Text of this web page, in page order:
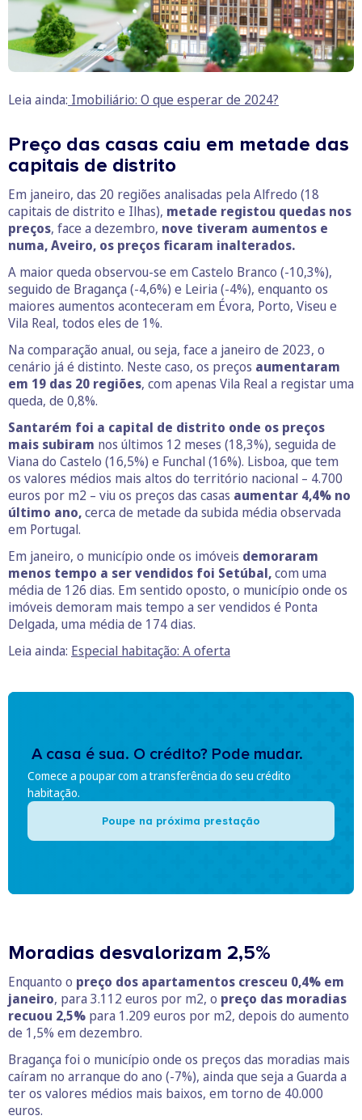
Leia ainda: Imobiliário: O que esperar de 2024?
Preço das casas caiu em metade das
capitais de distrito
Em janeiro, das 20 regiões analisadas pela Alfredo (18
capitais de distrito e Ilhas), metade registou quedas nos
preços, face a dezembro, nove tiveram aumentos e
numa, Aveiro, os preços ficaram inalterados.
A maior queda observou-se em Castelo Branco (-10,3%),
seguido de Bragança (-4,6%) e Leiria (-4%), enquanto os
maiores aumentos aconteceram em Évora, Porto, Viseu e
Vila Real, todos eles de 1%.
Na comparação anual, ou seja, face a janeiro de 2023, o
cenário já é distinto. Neste caso, os preços aumentaram
em 19 das 20 regiões, com apenas Vila Real a registar uma
queda, de 0,8%.
Santarém foi a capital de distrito onde os preços
mais subiram nos últimos 12 meses (18,3%), seguida de
Viana do Castelo (16,5%) e Funchal (16%). Lisboa, que tem
os valores médios mais altos do território nacional – 4.700
euros por m2 – viu os preços das casas aumentar 4,4% no
último ano,cerca de metade da subida média observada
em Portugal.
Em janeiro, o município onde os imóveis demoraram
menos tempo a ser vendidos foi Setúbal,com uma
média de 126 dias. Em sentido oposto, o município onde os
imóveis demoram mais tempo a ser vendidos é Ponta
Delgada, uma média de 174 dias.
Leia ainda: Especial habitação: A oferta
A casa é sua. O crédito? Pode mudar.
Comece a poupar com a transferência do seu crédito
habitação.
Poupe na próxima prestação
Moradias desvalorizam 2,5%
Enquanto o preço dos apartamentos cresceu 0,4% em
janeiro, para 3.112 euros por m2, o preço das moradias
recuou 2,5% para 1.209 euros por m2, depois do aumento
de 1,5% em dezembro.
Bragança foi o município onde os preços das moradias mais
caíram no arranque do ano (-7%), ainda que seja a Guarda a
ter os valores médios mais baixos, em torno de 40.000
euros.